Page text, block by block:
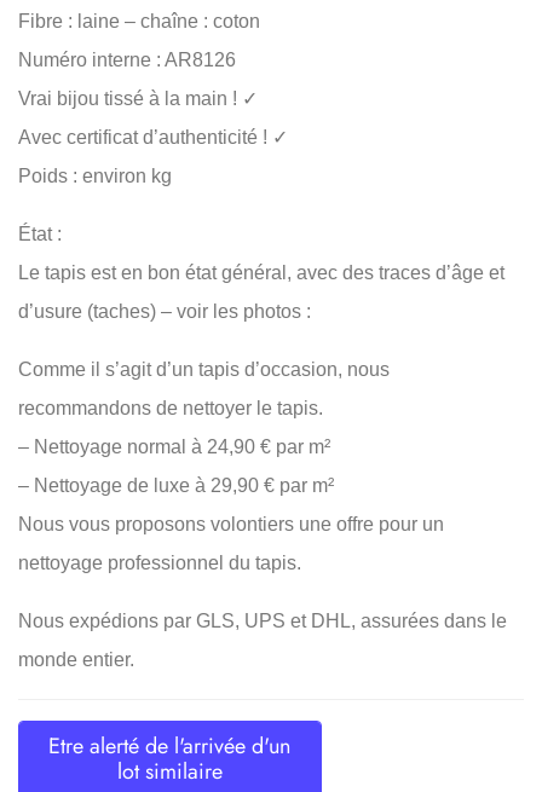
Fibre : laine – chaîne : coton
Numéro interne : AR8126
Vrai bijou tissé à la main ! ✓
Avec certificat d’authenticité ! ✓
Poids : environ kg
État :
Le tapis est en bon état général, avec des traces d’âge et
d’usure (taches) – voir les photos :
Comme il s’agit d’un tapis d’occasion, nous
recommandons de nettoyer le tapis.
– Nettoyage normal à 24,90 € par m²
– Nettoyage de luxe à 29,90 € par m²
Nous vous proposons volontiers une offre pour un
nettoyage professionnel du tapis.
Nous expédions par GLS, UPS et DHL, assurées dans le
monde entier.
Etre alerté de l'arrivée d'un
lot similaire